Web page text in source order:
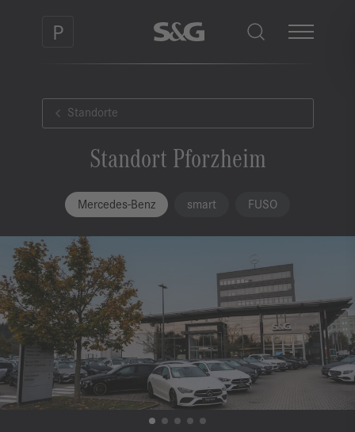
Standorte
Standort Pforzheim
Mercedes-Benz smart FUSO